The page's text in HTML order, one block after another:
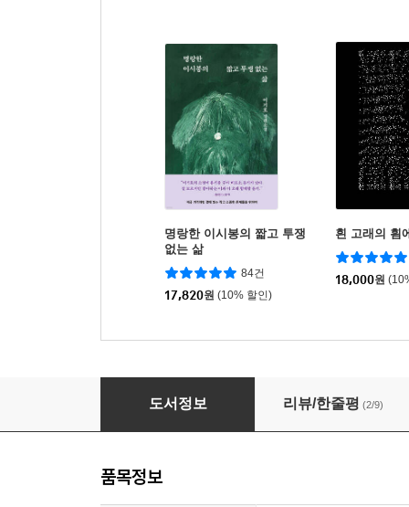
명랑한 이시봉의 짧고 투쟁
없는 삶
84건
17,820원 (10% 할인)
흰 고래의 흼
18,000원
전사들의 노래
도서정보 리뷰/한줄평 (2/9)
품목정보